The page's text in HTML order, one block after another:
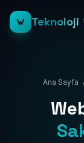
Teknoloji
Ana Sayfa